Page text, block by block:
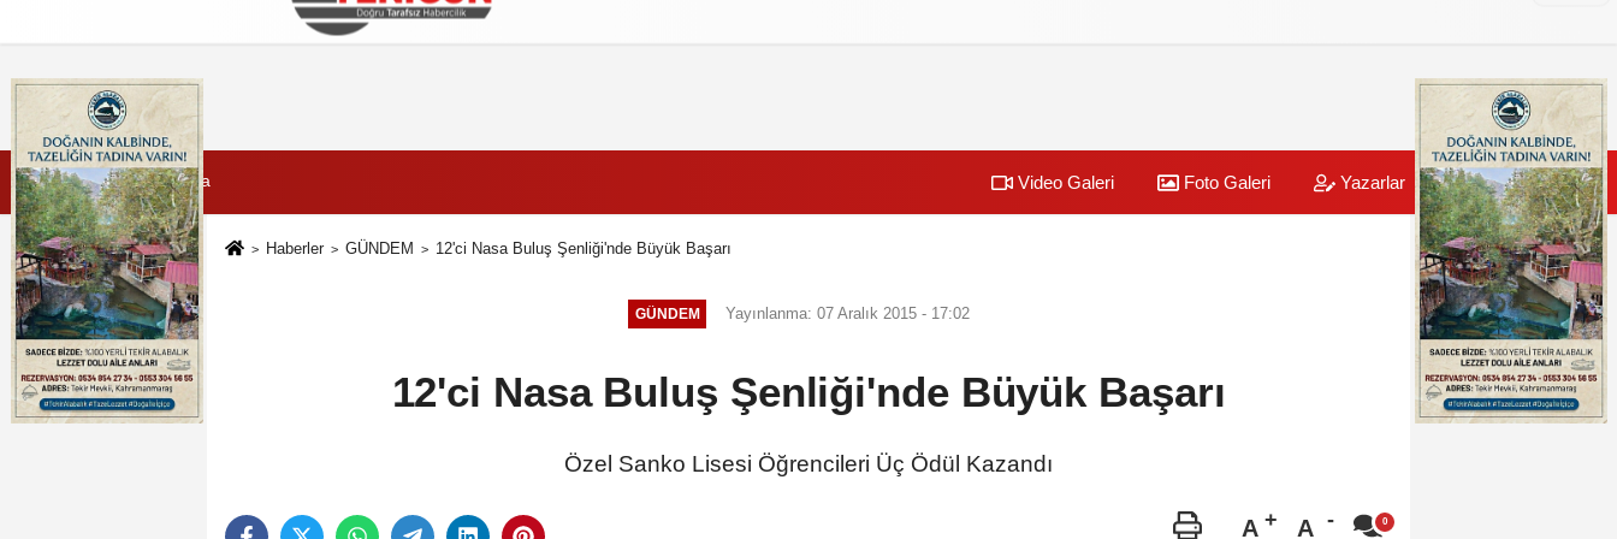
İletişim Çerez Politikası
7 Ağustos 2026, Cuma Video Galeri Foto Galeri Yazarlar Üye Paneli
Haberler GÜNDEM 12'ci Nasa Buluş Şenliği'nde Büyük Başarı
GÜNDEM Yayınlanma: 07 Aralık 2015 - 17:02
12'ci Nasa Buluş Şenliği'nde Büyük Başarı
Özel Sanko Lisesi Öğrencileri Üç Ödül Kazandı
A A